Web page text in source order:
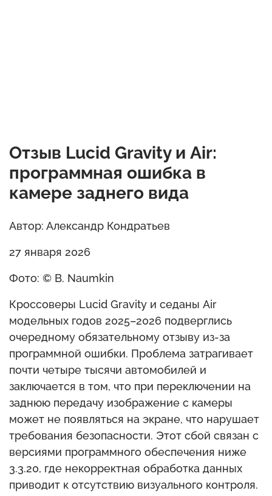
Отзыв Lucid Gravity и Air:
программная ошибка в
камере заднего вида
Автор: Александр Кондратьев
27 января 2026
Фото: © B. Naumkin
Кроссоверы Lucid Gravity и седаны Air
модельных годов 2025–2026 подверглись
очередному обязательному отзыву из-за
программной ошибки. Проблема затрагивает
почти четыре тысячи автомобилей и
заключается в том, что при переключении на
заднюю передачу изображение с камеры
может не появляться на экране, что нарушает
требования безопасности. Этот сбой связан с
версиями программного обеспечения ниже
3.3.20, где некорректная обработка данных
приводит к отсутствию визуального контроля.